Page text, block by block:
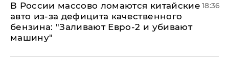
В России массово ломаются китайские
авто из-за дефицита качественного
бензина: "Заливают Евро-2 и убивают
машину"
18:36